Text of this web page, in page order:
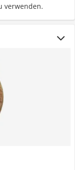
verwenden.